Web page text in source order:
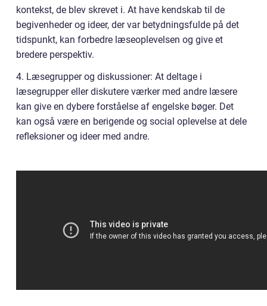
kontekst, de blev skrevet i. At have kendskab til de
begivenheder og ideer, der var betydningsfulde på det
tidspunkt, kan forbedre læseoplevelsen og give et
bredere perspektiv.
4. Læsegrupper og diskussioner: At deltage i
læsegrupper eller diskutere værker med andre læsere
kan give en dybere forståelse af engelske bøger. Det
kan også være en berigende og social oplevelse at dele
refleksioner og ideer med andre.